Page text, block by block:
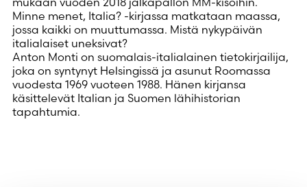
Minne menet, Italia? -kirjassa matkataan maassa,
jossa kaikki on muuttumassa. Mistä nykypäivän
italialaiset uneksivat?
Anton Monti on suomalais-italialainen tietokirjailija,
joka on syntynyt Helsingissä ja asunut Roomassa
vuodesta 1969 vuoteen 1988. Hänen kirjansa
käsittelevät Italian ja Suomen lähihistorian
tapahtumia.